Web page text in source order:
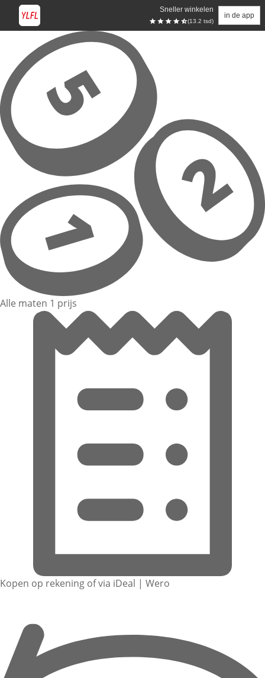
Sneller winkelen
(13.2 tsd)
in de app
Overslaan naar hoofdinhoud
Alle maten 1 prijs
Kopen op rekening of via iDeal | Wero